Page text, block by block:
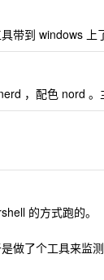
带到 windows 上
，配色 nord 。
的方式跑的。
做了个工具来监测